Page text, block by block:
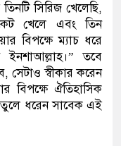
সিরিজ খেলেছি,
খেলে এবং তিন
বিপক্ষে ম্যাচ ধরে
ইনশাআল্লাহ।” তবে
সেটাও স্বীকার করেন
বিপক্ষে ঐতিহাসিক
ধরেন সাবেক এই